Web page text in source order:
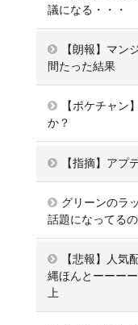
議になる・・・
【朗報】マン
間たった結果
【ポケチャン
か？
【指摘】アプ
グリーンのラ
話題になってる
【悲報】人気
縄ほんとーーー
上